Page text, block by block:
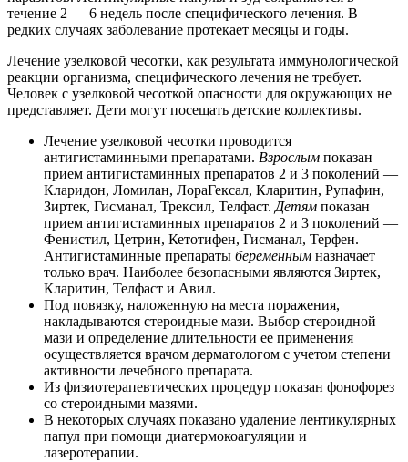
течение 2 — 6 недель после специфического лечения. В
редких случаях заболевание протекает месяцы и годы.
Лечение узелковой чесотки, как результата иммунологической
реакции организма, специфического лечения не требует.
Человек с узелковой чесоткой опасности для окружающих не
представляет. Дети могут посещать детские коллективы.
Лечение узелковой чесотки проводится
антигистаминными препаратами. Взрослым показан
прием антигистаминных препаратов 2 и 3 поколений —
Кларидон, Ломилан, ЛораГексал, Кларитин, Рупафин,
Зиртек, Гисманал, Трексил, Телфаст.Детям показан
прием антигистаминных препаратов 2 и 3 поколений —
Фенистил, Цетрин, Кетотифен, Гисманал, Терфен.
Антигистаминные препараты беременным назначает
только врач. Наиболее безопасными являются Зиртек,
Кларитин, Телфаст и Авил.
Под повязку, наложенную на места поражения,
накладываются стероидные мази. Выбор стероидной
мази и определение длительности ее применения
осуществляется врачом дерматологом с учетом степени
активности лечебного препарата.
Из физиотерапевтических процедур показан фонофорез
со стероидными мазями.
В некоторых случаях показано удаление лентикулярных
папул при помощи диатермокоагуляции и
лазеротерапии.